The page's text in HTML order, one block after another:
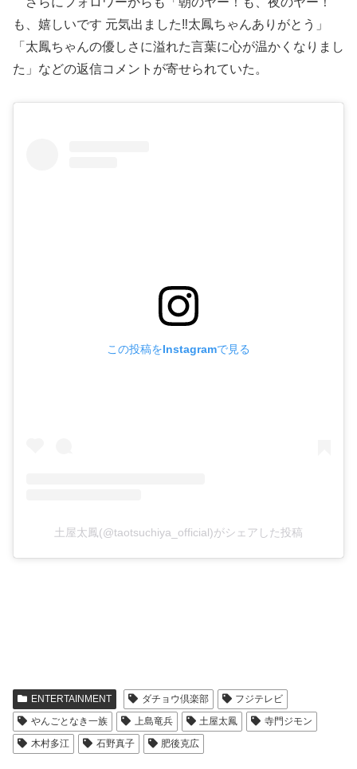
も、嬉しいです 元気出ました‼️太鳳ちゃんありがとう」
「太鳳ちゃんの優しさに溢れた言葉に心が温かくなりまし
た」などの返信コメントが寄せられていた。
この投稿をInstagramで見る
土屋太鳳(@taotsuchiya_official)がシェアした投稿
ENTERTAINMENT ダチョウ倶楽部
フジテレビ
やんごとなき一族
上島竜兵 土屋太鳳
寺門ジモン
木村多江
石野真子 肥後克広